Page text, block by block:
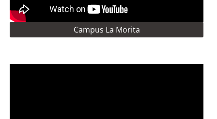
Campus La Morita